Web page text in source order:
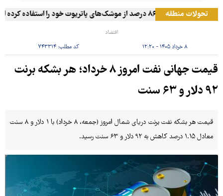
تحولات منطقه
رویترز: عربستان ۸۶ درصد از موشک‌های پاتریوت خود را استفاده کرده است
اقتصاد
۸ خرداد ۱۴۰۵ - ۱۲:۲۰ کد مطلب:۷۴۳۳۱۴
قیمت جهانی نفت امروز ۸ خرداد؛ هر بشکه برنت
۹۲ دلار و ۶۳ سنت
قیمت هر بشکه نفت برنت دریای شمال امروز (جمعه، ۸ خرداد) با ۱ دلار و ۸ سنت
معادل ۱.۱۵ درصد کاهش به ۹۲ دلار و ۶۳ سنت رسید.